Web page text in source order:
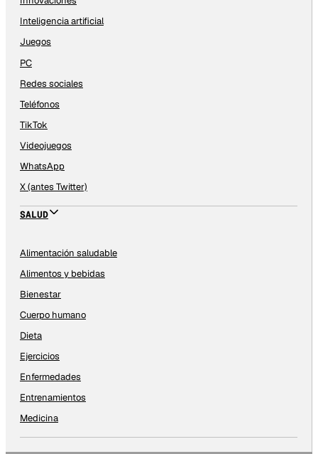
Inteligencia artificial
Juegos
PC
Redes sociales
Teléfonos
TikTok
Videojuegos
WhatsApp
X (antes Twitter)
SALUD
Alimentación saludable
Alimentos y bebidas
Bienestar
Cuerpo humano
Dieta
Ejercicios
Enfermedades
Entrenamientos
Medicina